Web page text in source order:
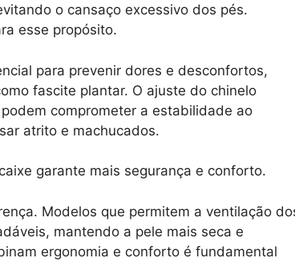
o cansaço excessivo dos pés.
esse propósito.
para prevenir dores e desconfortos,
fascite plantar. O ajuste do chinelo
comprometer a estabilidade ao
atrito e machucados.
garante mais segurança e conforto.
Modelos que permitem a ventilação
mantendo a pele mais seca e
ergonomia e conforto é fundamental